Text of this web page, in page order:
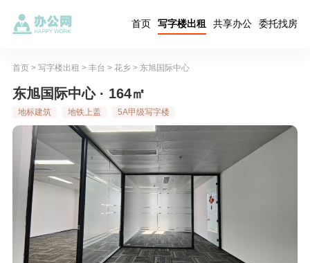
首页 写字楼出租 共享办公 委托找房
首页> 写字楼出租 > 丰台 > 花乡 > 东旭国际中心
东旭国际中心 · 164㎡
地标建筑 地铁上盖 5A甲级写字楼